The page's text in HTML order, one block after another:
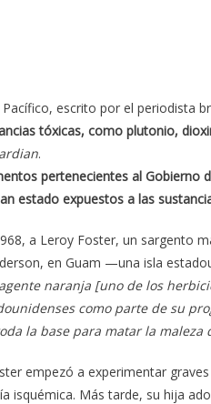
escrito por el periodista
tóxicas, como plutonio,
.
pertenecientes al Gobierno
estado expuestos a las
a Leroy Foster, un sargento
en Guam —una isla
naranja [uno de los
como parte de su
la base para matar la maleza
empezó a experimentar
isquémica. Más tarde, su hija